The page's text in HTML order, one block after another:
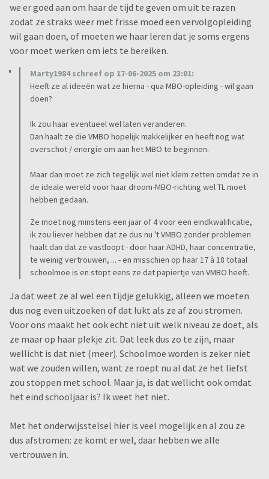
we er goed aan om haar de tijd te geven om uit te razen
zodat ze straks weer met frisse moed een vervolgopleiding
wil gaan doen, of moeten we haar leren dat je soms ergens
voor moet werken om iets te bereiken.
Marty1984 schreef op 17-06-2025 om 23:01:
Heeft ze al ideeën wat ze hierna - qua MBO-opleiding - wil gaan
doen?
Ik zou haar eventueel wel laten veranderen.
Dan haalt ze die VMBO hopelijk makkelijker en heeft nog wat
overschot / energie om aan het MBO te beginnen.
Maar dan moet ze zich tegelijk wel niet klem zetten omdat ze in
de ideale wereld voor haar droom-MBO-richting wel TL moet
hebben gedaan.
Ze moet nog minstens een jaar of 4 voor een eindkwalificatie,
ik zou liever hebben dat ze dus nu 't VMBO zonder problemen
haalt dan dat ze vastloopt - door haar ADHD, haar concentratie,
te weinig vertrouwen, ... - en misschien op haar 17 à 18 totaal
schoolmoe is en stopt eens ze dat papiertje van VMBO heeft.
Ja dat weet ze al wel een tijdje gelukkig, alleen we moeten
dus nog even uitzoeken of dat lukt als ze af zou stromen.
Voor ons maakt het ook echt niet uit welk niveau ze doet, als
ze maar op haar plekje zit. Dat leek dus zo te zijn, maar
wellicht is dat niet (meer). Schoolmoe worden is zeker niet
wat we zouden willen, want ze roept nu al dat ze het liefst
zou stoppen met school. Maar ja, is dat wellicht ook omdat
het eind schooljaar is? Ik weet het niet.
Met het onderwijsstelsel hier is veel mogelijk en al zou ze
dus afstromen: ze komt er wel, daar hebben we alle
vertrouwen in.